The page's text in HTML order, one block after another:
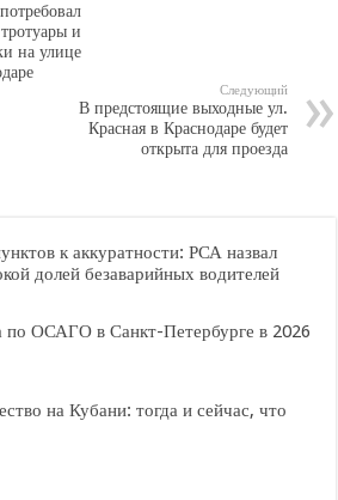
и
на улице
Следующий
В предстоящие выходные ул.
Красная в Краснодаре будет
открыта для проезда
к аккуратности: РСА назвал
долей безаварийных водителей
по ОСАГО в Санкт-Петербурге в 2026
на Кубани: тогда и сейчас, что